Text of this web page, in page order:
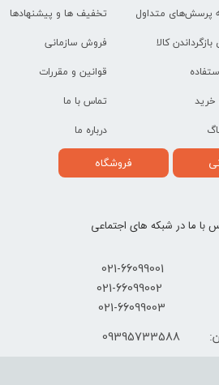
پرسش‌های متداول
کالا
خرید
تخفیف ها و پیشنهادها
فروش سازمانی
قوانین و مقررات
تماس با ما
درباره ما
فروشگاه
021
​021-66099002
با ما در شبکه های اجتماعی